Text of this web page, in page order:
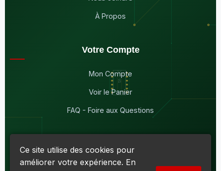
À Propos
Votre Compte
Mon Compte
Voir le Panier
FAQ - Foire aux Questions
© 2026Maddison Électronique Inc.
Ce site utilise des cookies pour
améliorer votre expérience. En